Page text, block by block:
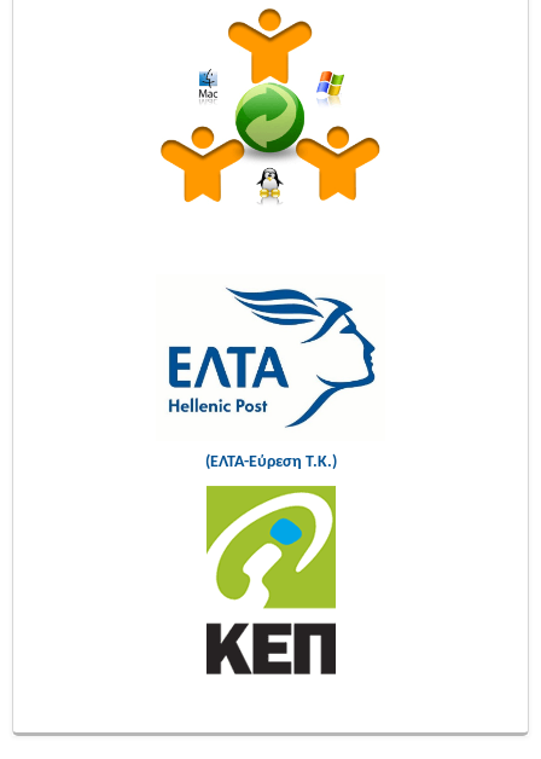
(ΕΛΤΑ-Εύρεση Τ.Κ.)